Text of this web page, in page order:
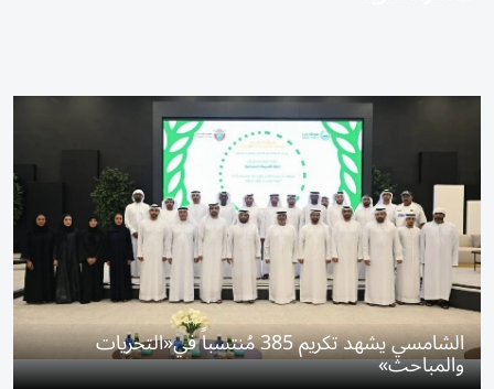
الشامسي يشهد تكريم 385 مُنتسباً في«التحريات
والمباحث»